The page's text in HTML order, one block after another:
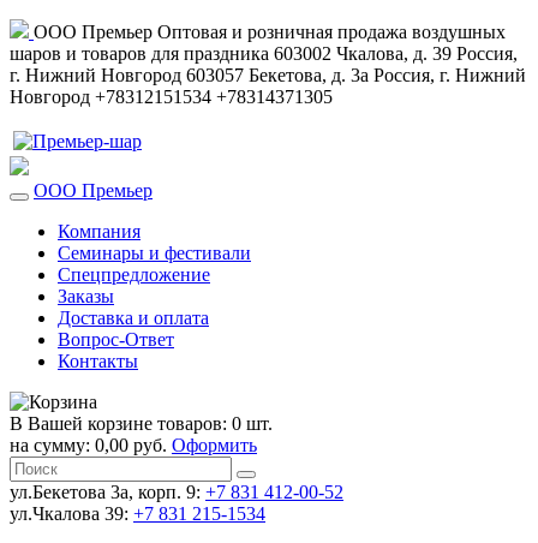
ООО Премьер Оптовая и розничная продажа воздушных
шаров и товаров для праздника 603002 Чкалова, д. 39 Россия,
г. Нижний Новгород 603057 Бекетова, д. 3а Россия, г. Нижний
Новгород +78312151534 +78314371305
ООО Премьер
Компания
Семинары и фестивали
Спецпредложение
Заказы
Доставка и оплата
Вопрос-Ответ
Контакты
В Вашей корзине товаров: 0 шт.
на сумму: 0,00 руб. Оформить
ул.Бекетова 3а, корп. 9: +7 831 412-00-52
ул.Чкалова 39: +7 831 215-1534